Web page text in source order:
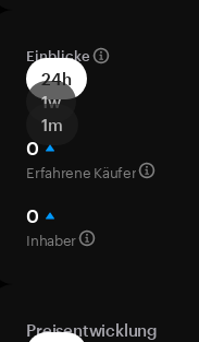
Einblicke
24h
1w
1m
0
Erfahrene Käufer
0
Inhaber
Preisentwicklung